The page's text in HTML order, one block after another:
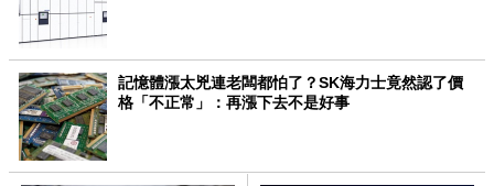
記憶體漲太兇連老闆都怕了？SK海力士竟然認了價
格「不正常」：再漲下去不是好事